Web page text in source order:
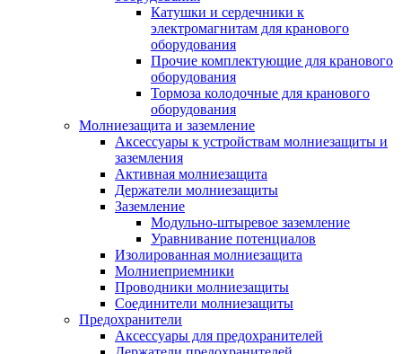
Катушки и сердечники к
электромагнитам для кранового
оборудования
Прочие комплектующие для кранового
оборудования
Тормоза колодочные для кранового
оборудования
Молниезащита и заземление
Аксессуары к устройствам молниезащиты и
заземления
Активная молниезащита
Держатели молниезащиты
Заземление
Модульно-штыревое заземление
Уравнивание потенциалов
Изолированная молниезащита
Молниеприемники
Проводники молниезащиты
Соединители молниезащиты
Предохранители
Аксессуары для предохранителей